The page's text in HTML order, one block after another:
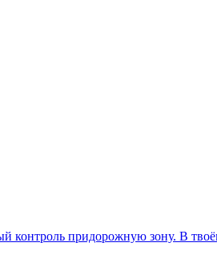
контроль придорожную зону. В